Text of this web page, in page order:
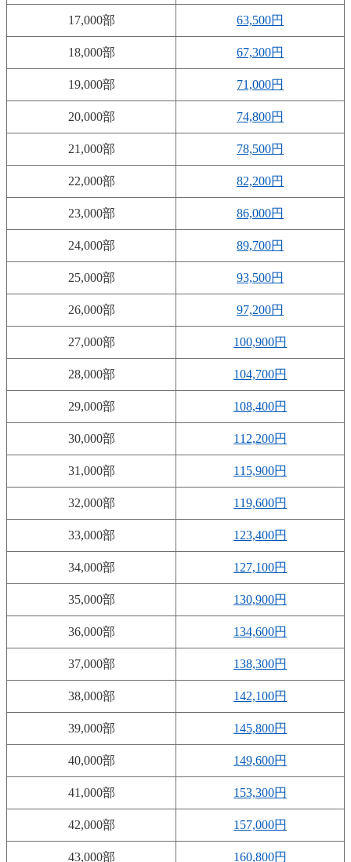
17,000部 63,500円
18,000部 67,300円
19,000部 71,000円
20,000部 74,800円
21,000部 78,500円
22,000部 82,200円
23,000部 86,000円
24,000部 89,700円
25,000部 93,500円
26,000部 97,200円
27,000部 100,900円
28,000部 104,700円
29,000部 108,400円
30,000部 112,200円
31,000部 115,900円
32,000部 119,600円
33,000部 123,400円
34,000部 127,100円
35,000部 130,900円
36,000部 134,600円
37,000部 138,300円
38,000部 142,100円
39,000部 145,800円
40,000部 149,600円
41,000部 153,300円
42,000部 157,000円
43,000部 160,800円